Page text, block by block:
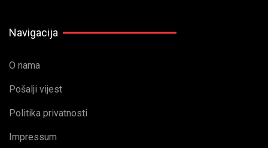
Navigacija
O nama
Pošalji vijest
Politika privatnosti
Impressum